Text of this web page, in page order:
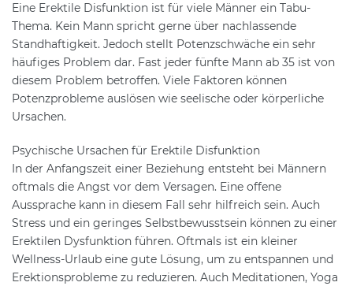
Eine Erektile Disfunktion ist für viele Männer ein Tabu-
Thema. Kein Mann spricht gerne über nachlassende
Standhaftigkeit. Jedoch stellt Potenzschwäche ein sehr
häufiges Problem dar. Fast jeder fünfte Mann ab 35 ist von
diesem Problem betroffen. Viele Faktoren können
Potenzprobleme auslösen wie seelische oder körperliche
Ursachen.
Psychische Ursachen für Erektile Disfunktion
In der Anfangszeit einer Beziehung entsteht bei Männern
oftmals die Angst vor dem Versagen. Eine offene
Aussprache kann in diesem Fall sehr hilfreich sein. Auch
Stress und ein geringes Selbstbewusstsein können zu einer
Erektilen Dysfunktion führen. Oftmals ist ein kleiner
Wellness-Urlaub eine gute Lösung, um zu entspannen und
Erektionsprobleme zu reduzieren. Auch Meditationen, Yoga